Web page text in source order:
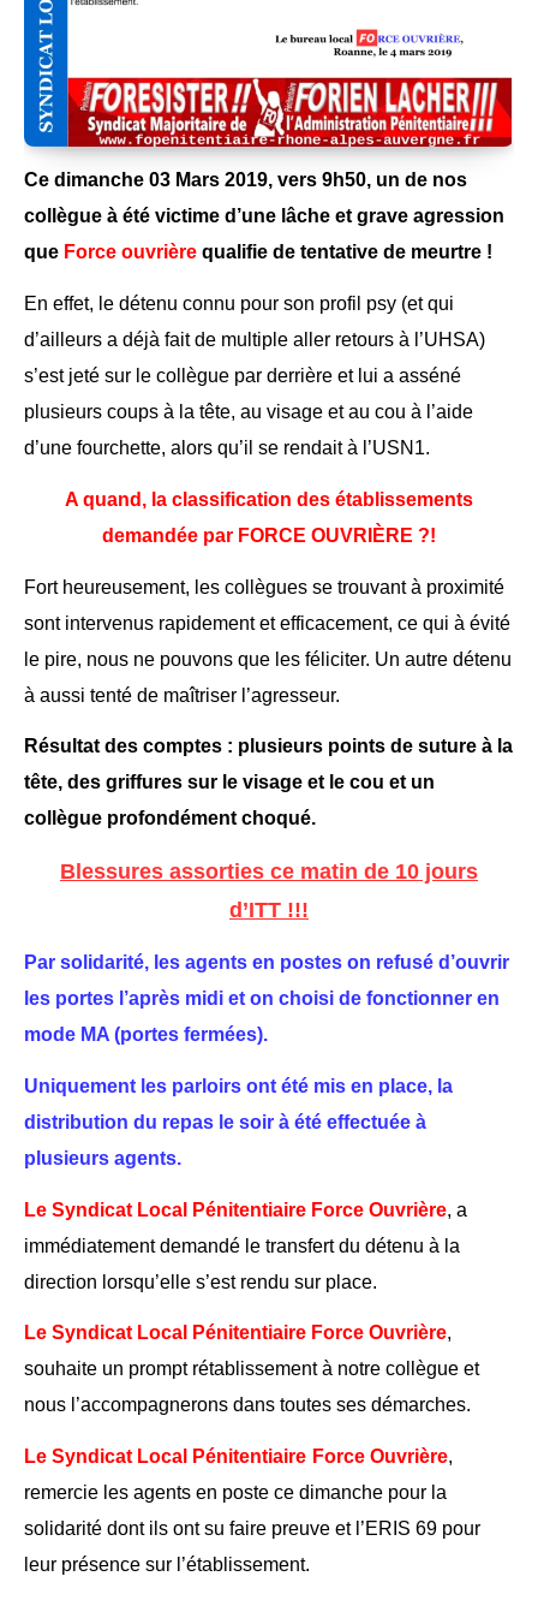
Ce dimanche 03 Mars 2019, vers 9h50, un de nos
collègue à été victime d’une lâche et grave agression
que Force ouvrière qualifie de tentative de meurtre !
En effet, le détenu connu pour son profil psy (et qui
d’ailleurs a déjà fait de multiple aller retours à l’UHSA)
s’est jeté sur le collègue par derrière et lui a asséné
plusieurs coups à la tête, au visage et au cou à l’aide
d’une fourchette, alors qu’il se rendait à l’USN1.
A quand, la classification des établissements
demandée par FORCE OUVRIÈRE ?!
Fort heureusement, les collègues se trouvant à proximité
sont intervenus rapidement et efficacement, ce qui à évité
le pire, nous ne pouvons que les féliciter. Un autre détenu
à aussi tenté de maîtriser l’agresseur.
Résultat des comptes : plusieurs points de suture à la
tête, des griffures sur le visage et le cou et un
collègue profondément choqué.
Blessures assorties ce matin de 10 jours
d’ITT !!!
Par solidarité, les agents en postes on refusé d’ouvrir
les portes l’après midi et on choisi de fonctionner en
mode MA (portes fermées).
Uniquement les parloirs ont été mis en place, la
distribution du repas le soir à été effectuée à
plusieurs agents.
Le Syndicat Local Pénitentiaire Force Ouvrière, a
immédiatement demandé le transfert du détenu à la
direction lorsqu’elle s’est rendu sur place.
Le Syndicat Local Pénitentiaire Force Ouvrière,
souhaite un prompt rétablissement à notre collègue et
nous l’accompagnerons dans toutes ses démarches.
Le Syndicat Local Pénitentiaire Force Ouvrière,
remercie les agents en poste ce dimanche pour la
solidarité dont ils ont su faire preuve et l’ERIS 69 pour
leur présence sur l’établissement.